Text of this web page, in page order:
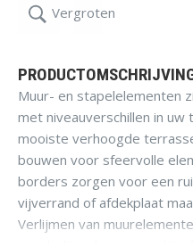
Vergroten
Muur- en stapelelementen
met niveauverschillen in uw
mooiste verhoogde
bouwen voor sfeervolle
borders zorgen voor een
vijverrand of afdekplaat
Verlijmen van